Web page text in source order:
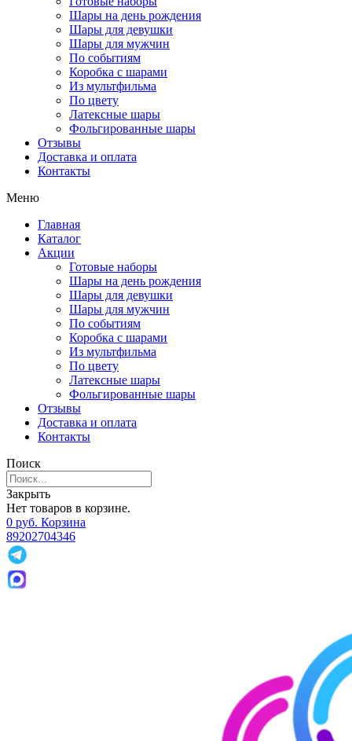
Шары на день рождения
Шары для девушки
Шары для мужчин
По событиям
Коробка с шарами
Из мультфильма
По цвету
Латексные шары
Фольгированные шары
Отзывы
Доставка и оплата
Контакты
Меню
Главная
Каталог
Акции
Готовые наборы
Шары на день рождения
Шары для девушки
Шары для мужчин
По событиям
Коробка с шарами
Из мультфильма
По цвету
Латексные шары
Фольгированные шары
Отзывы
Доставка и оплата
Контакты
Поиск
Закрыть
Нет товаров в корзине.
0 руб. Корзина
89202704346